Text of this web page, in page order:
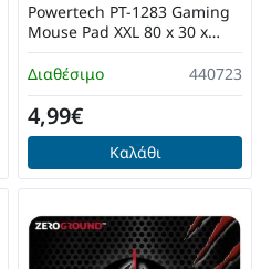
Διαθέσιμο 440723
Powertech PT-1283 Gaming
Mouse Pad XXL 80 x 30 x
0.3cm Μαύρο
4,99€
Καλάθι